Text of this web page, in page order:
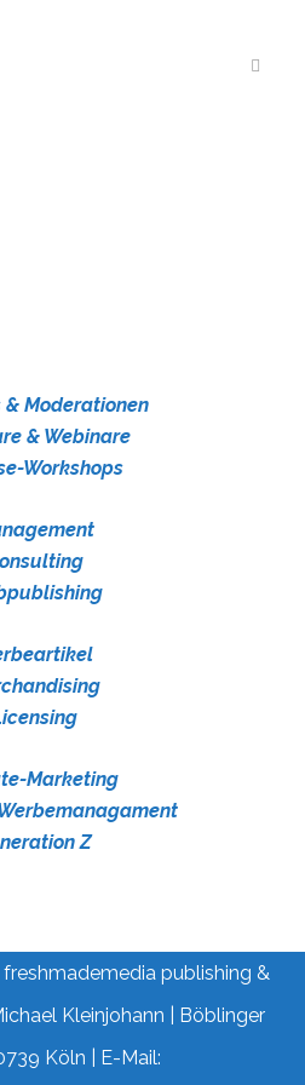
& Moderationen
& Webinare
Workshops
Marketing
Z
publishing &
Kleinjohann | Böblinger
Köln | E-Mail: